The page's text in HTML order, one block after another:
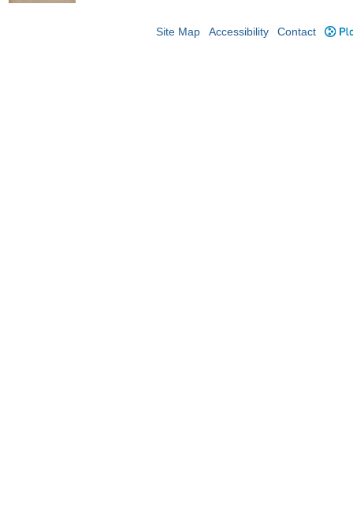
Site Map Accessibility Contact